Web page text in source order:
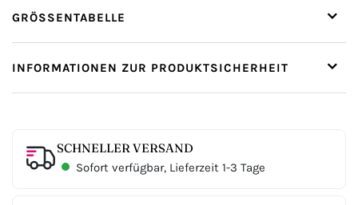
GRÖSSENTABELLE
INFORMATIONEN ZUR PRODUKTSICHERHEIT
SCHNELLER VERSAND
Sofort verfügbar, Lieferzeit 1-3 Tage